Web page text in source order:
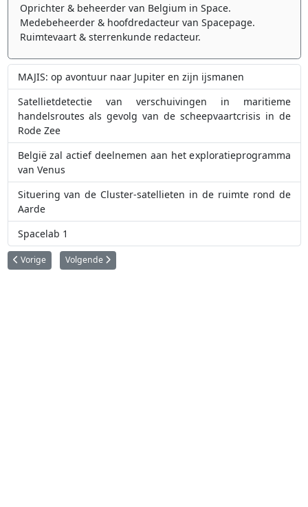
Oprichter & beheerder van Belgium in Space.
Medebeheerder & hoofdredacteur van Spacepage.
Ruimtevaart & sterrenkunde redacteur.
MAJIS: op avontuur naar Jupiter en zijn ijsmanen
Satellietdetectie van verschuivingen in maritieme
handelsroutes als gevolg van de scheepvaartcrisis in de
Rode Zee
België zal actief deelnemen aan het exploratieprogramma
van Venus
Situering van de Cluster-satellieten in de ruimte rond de
Aarde
Spacelab 1
Vorig artikel: CAMS, het Europese systeem voor wereldwijde monitoring
Vorige Volgende artikel: Belgische kleine satelliet gaat
Volgende